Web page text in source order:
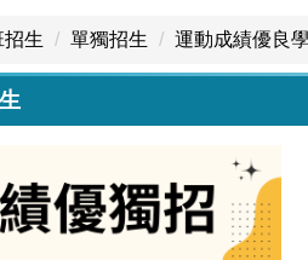
招生 單獨招生 運動成績優良